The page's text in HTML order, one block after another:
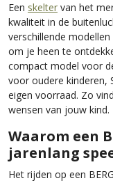
Een skelter van het
kwaliteit in de
verschillende
om je heen te
compact model voor
voor oudere kinderen,
eigen voorraad. Zo
wensen van jouw kind.
Waarom een
jarenlang
Het rijden op een